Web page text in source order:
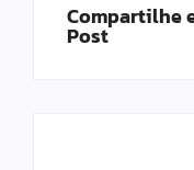
Compartilhe
Post